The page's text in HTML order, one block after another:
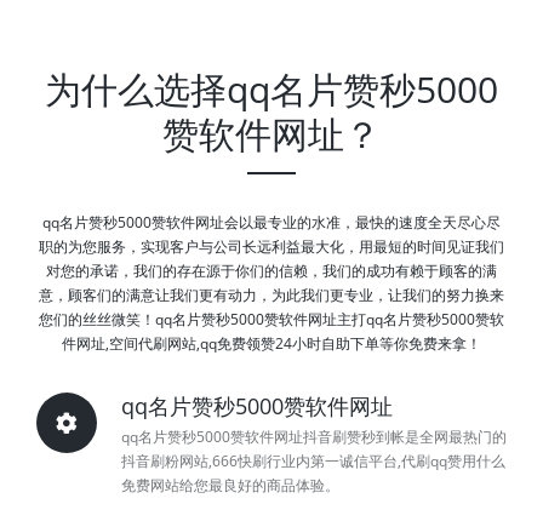
为什么选择qq名片赞秒5000
赞软件网址？
qq名片赞秒5000赞软件网址会以最专业的水准，最快的速度全天尽心尽
职的为您服务，实现客户与公司长远利益最大化，用最短的时间见证我们
对您的承诺，我们的存在源于你们的信赖，我们的成功有赖于顾客的满
意，顾客们的满意让我们更有动力，为此我们更专业，让我们的努力换来
您们的丝丝微笑！qq名片赞秒5000赞软件网址主打qq名片赞秒5000赞软
件网址,空间代刷网站,qq免费领赞24小时自助下单等你免费来拿！
qq名片赞秒5000赞软件网址
qq名片赞秒5000赞软件网址抖音刷赞秒到帐是全网最热门的
抖音刷粉网站,666快刷行业内第一诚信平台,代刷qq赞用什么
免费网站给您最良好的商品体验。